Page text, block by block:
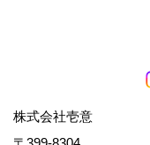
株式会社壱意